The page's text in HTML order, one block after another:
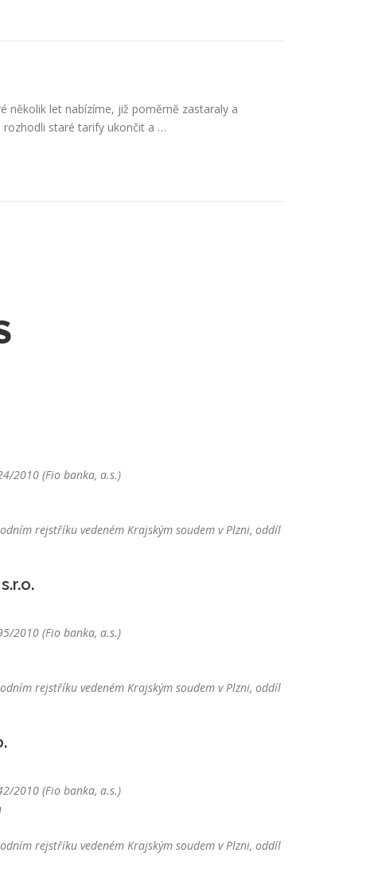
několik let nabízíme, již poměrně zastaraly a
rozhodli staré tarify ukončit a …
2010 (Fio banka, a.s.)
rejstříku vedeném Krajským soudem v Plzni, oddíl
2010 (Fio banka, a.s.)
rejstříku vedeném Krajským soudem v Plzni, oddíl
2010 (Fio banka, a.s.)
rejstříku vedeném Krajským soudem v Plzni, oddíl